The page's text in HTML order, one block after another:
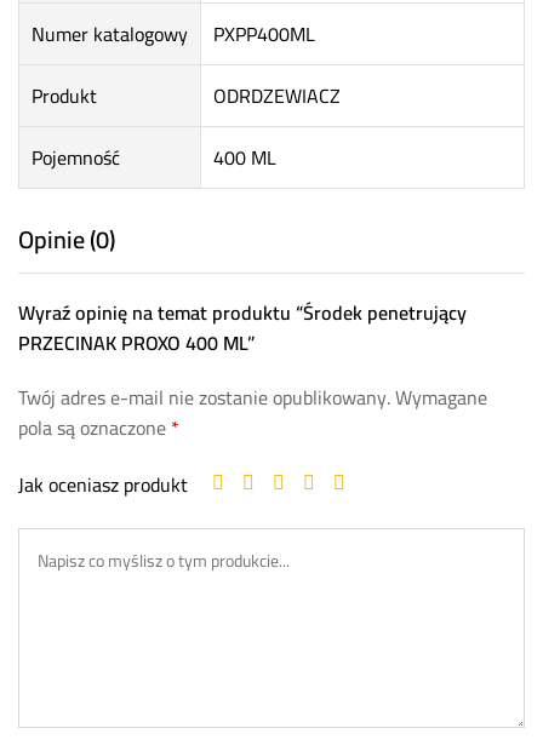
Numer katalogowy
PXPP400ML
Produkt
ODRDZEWIACZ
Pojemność
400 ML
Opinie (0)
Wyraź opinię na temat produktu “Środek penetrujący
PRZECINAK PROXO 400 ML”
Twój adres e-mail nie zostanie opublikowany.Wymagane
pola są oznaczone*
Jak oceniasz produkt